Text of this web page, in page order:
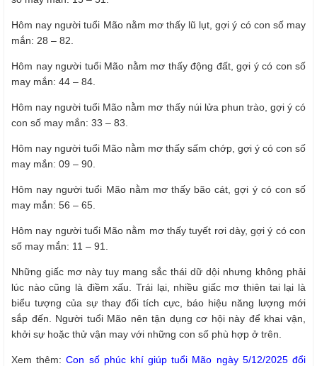
Hôm nay người tuổi Mão nằm mơ thấy lũ lụt, gợi ý có con số may
mắn: 28 – 82.
Hôm nay người tuổi Mão nằm mơ thấy động đất, gợi ý có con số
may mắn: 44 – 84.
Hôm nay người tuổi Mão nằm mơ thấy núi lửa phun trào, gợi ý có
con số may mắn: 33 – 83.
Hôm nay người tuổi Mão nằm mơ thấy sấm chớp, gợi ý có con số
may mắn: 09 – 90.
Hôm nay người tuổi Mão nằm mơ thấy bão cát, gợi ý có con số
may mắn: 56 – 65.
Hôm nay người tuổi Mão nằm mơ thấy tuyết rơi dày, gợi ý có con
số may mắn: 11 – 91.
Những giấc mơ này tuy mang sắc thái dữ dội nhưng không phải
lúc nào cũng là điềm xấu. Trái lại, nhiều giấc mơ thiên tai lại là
biểu tượng của sự thay đổi tích cực, báo hiệu năng lượng mới
sắp đến. Người tuổi Mão nên tận dụng cơ hội này để khai vận,
khởi sự hoặc thử vận may với những con số phù hợp ở trên.
Xem thêm:Con số phúc khí giúp tuổi Mão ngày 5/12/2025 đổi